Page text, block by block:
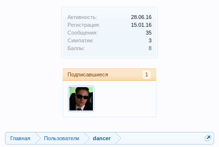
Активность:
28.06.16
Регистрация:
15.01.16
Сообщения:
35
Симпатии:
3
Баллы:
8
Подписавшиеся 1
Главная Пользователи dancer